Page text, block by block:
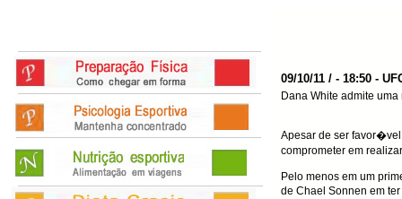
09/10/11 / - 18:50 -
Dana White admite
Apesar de ser
comprometer em
Pelo menos em um
de Chael Sonnen em